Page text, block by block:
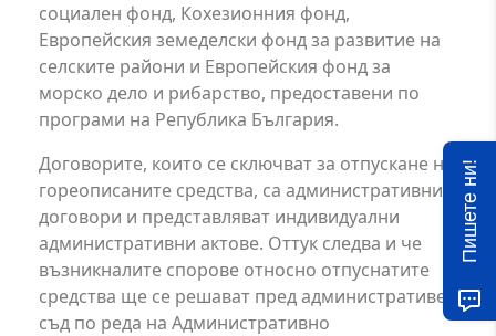
социален фонд, Кохезионния фонд,
Европейския земеделски фонд за развитие на
селските райони и Европейския фонд за
морско дело и рибарство, предоставени по
програми на Република България.
Договорите, които се сключват за отпускане на
гореописаните средства, са административни
договори и представляват индивидуални
административни актове. Оттук следва и че
възникналите спорове относно отпуснатите
средства ще се решават пред административен
съд по реда на Административно
Пишете ни!